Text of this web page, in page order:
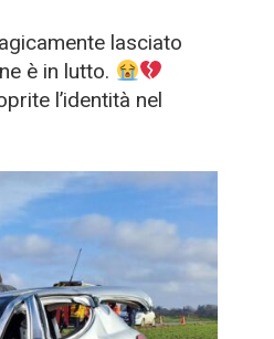
lasciato
è in lutto.
l’identità nel